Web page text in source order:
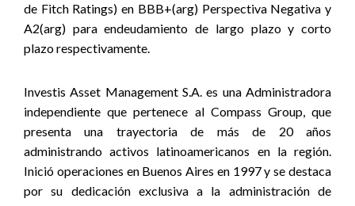
de Fitch Ratings) en BBB+(arg) Perspectiva Negativa y
A2(arg) para endeudamiento de largo plazo y corto
plazo respectivamente.
Investis Asset Management S.A. es una Administradora
independiente que pertenece al Compass Group, que
presenta una trayectoria de más de 20 años
administrando activos latinoamericanos en la región.
Inició operaciones en Buenos Aires en 1997 y se destaca
por su dedicación exclusiva a la administración de